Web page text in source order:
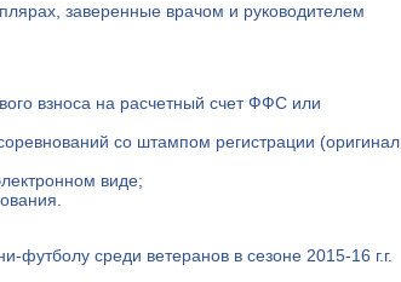
заверенные врачом и руководителем
взноса на расчетный счет ФФС или
со штампом регистрации (оригинал
виде;
футболу среди ветеранов в сезоне 2015-16 г.г.